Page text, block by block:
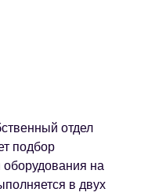
отдел
подбор
оборудования на
в двух